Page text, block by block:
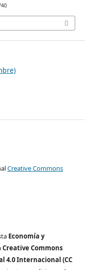
Creative Commons
Economía y
Creative Commons
4.0 Internacional (CC